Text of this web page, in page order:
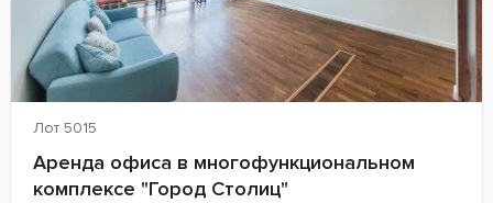
Лот 5015
Аренда офиса в многофункциональном
комплексе "Город Столиц"